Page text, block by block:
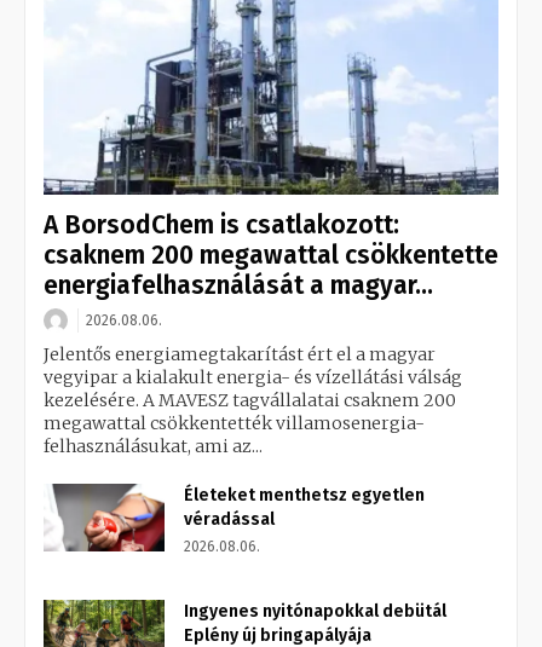
A BorsodChem is csatlakozott:
csaknem 200 megawattal csökkentette
energiafelhasználását a magyar...
2026.08.06.
Jelentős energiamegtakarítást ért el a magyar
vegyipar a kialakult energia- és vízellátási válság
kezelésére. A MAVESZ tagvállalatai csaknem 200
megawattal csökkentették villamosenergia-
felhasználásukat, ami az...
Életeket menthetsz egyetlen
véradással
2026.08.06.
Ingyenes nyitónapokkal debütál
Eplény új bringapályája